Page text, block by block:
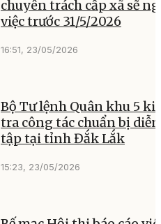
chuyên trách cấp xã sẽ
việc trước 31/5/2026
16:51, 23/05/2026
Bộ Tư lệnh Quân khu 5
tra công tác chuẩn bị diễn
tập tại tỉnh Đắk Lắk
15:23, 23/05/2026